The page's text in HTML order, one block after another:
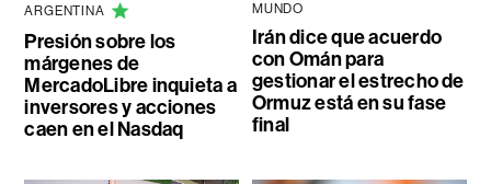
ARGENTINA
Presión sobre los
márgenes de
MercadoLibre inquieta a
inversores y acciones
caen en el Nasdaq
MUNDO
Irán dice que acuerdo
con Omán para
gestionar el estrecho de
Ormuz está en su fase
final